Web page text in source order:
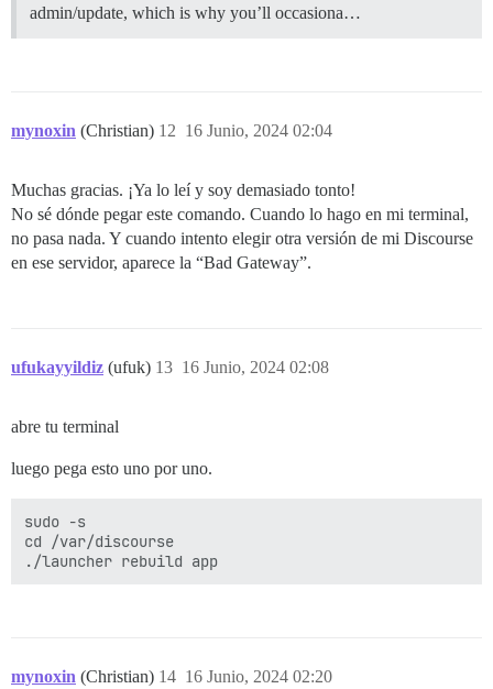
admin/update, which is why you’ll occasiona…
mynoxin (Christian) 16 Junio, 2024 02:04
12
Muchas gracias. ¡Ya lo leí y soy demasiado tonto!
No sé dónde pegar este comando. Cuando lo hago en mi terminal,
no pasa nada. Y cuando intento elegir otra versión de mi Discourse
en ese servidor, aparece la “Bad Gateway”.
ufukayyildiz (ufuk) 16 Junio, 2024 02:08
13
abre tu terminal
luego pega esto uno por uno.
sudo -s
cd /var/discourse
mynoxin (Christian) 16 Junio, 2024 02:20
14